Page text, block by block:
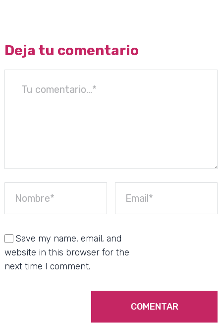
Deja tu comentario
Save my name, email, and
website in this browser for the
next time I comment.